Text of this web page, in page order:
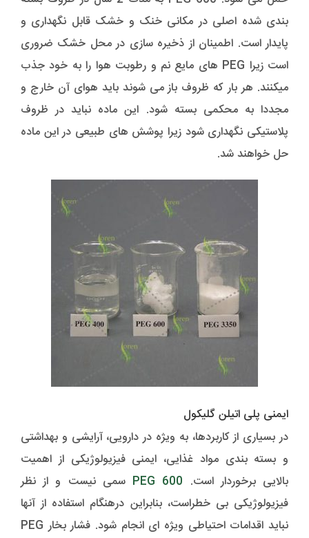
بندی شده اصلی در مکانی خنک و خشک قابل نگهداری و
پایدار است. اطمینان از ذخیره سازی در محل خشک ضروری
است زیرا PEG های مایع نم و رطوبت هوا را به خود جذب
میکنند. هر بار که ظروف باز می شوند باید هوای آن خارج و
مجددا به محکمی بسته شود. این ماده نباید در ظروف
پلاستیکی نگهداری شود زیرا پوشش های طبیعی در این ماده
حل خواهند شد.
ایمنی پلی اتیلن گلیکول
در بسیاری از کاربردها، به ویژه در دارویی، آرایشی و بهداشتی
و بسته بندی مواد غذایی، ایمنی فیزیولوژیکی از اهمیت
بالایی برخوردار است. PEG 600 سمی نیست و از نظر
فیزیولوژیکی بی خطراست، بنابراین درهنگام استفاده از آنها
نباید اقدامات احتیاطی ویژه ای انجام شود. فشار بخار PEG